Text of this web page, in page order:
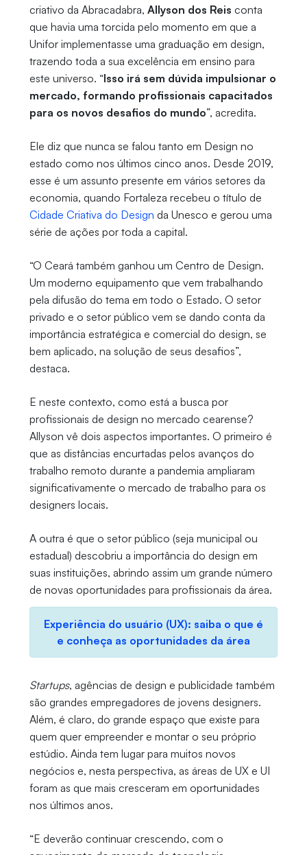
criativo da Abracadabra, Allyson dos Reis conta
que havia uma torcida pelo momento em que a
Unifor implementasse uma graduação em design,
trazendo toda a sua excelência em ensino para
este universo. “Isso irá sem dúvida impulsionar o
mercado, formando profissionais capacitados
para os novos desafios do mundo”, acredita.
Ele diz que nunca se falou tanto em Design no
estado como nos últimos cinco anos. Desde 2019,
esse é um assunto presente em vários setores da
economia, quando Fortaleza recebeu o título de
Cidade Criativa do Design da Unesco e gerou uma
série de ações por toda a capital.
“O Ceará também ganhou um Centro de Design.
Um moderno equipamento que vem trabalhando
pela difusão do tema em todo o Estado. O setor
privado e o setor público vem se dando conta da
importância estratégica e comercial do design, se
bem aplicado, na solução de seus desafios”,
destaca.
E neste contexto, como está a busca por
profissionais de design no mercado cearense?
Allyson vê dois aspectos importantes. O primeiro é
que as distâncias encurtadas pelos avanços do
trabalho remoto durante a pandemia ampliaram
significativamente o mercado de trabalho para os
designers locais.
A outra é que o setor público (seja municipal ou
estadual) descobriu a importância do design em
suas instituições, abrindo assim um grande número
de novas oportunidades para profissionais da área.
Experiência do usuário (UX): saiba o que é
e conheça as oportunidades da área
Startups, agências de design e publicidade também
são grandes empregadores de jovens designers.
Além, é claro, do grande espaço que existe para
quem quer empreender e montar o seu próprio
estúdio. Ainda tem lugar para muitos novos
negócios e, nesta perspectiva, as áreas de UX e UI
foram as que mais cresceram em oportunidades
nos últimos anos.
“E deverão continuar crescendo, com o